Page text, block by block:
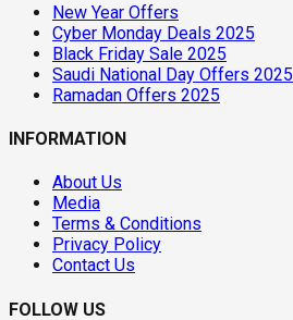
New Year Offers
Cyber Monday Deals 2025
Black Friday Sale 2025
Saudi National Day Offers 2025
Ramadan Offers 2025
INFORMATION
About Us
Media
Terms & Conditions
Privacy Policy
Contact Us
FOLLOW US